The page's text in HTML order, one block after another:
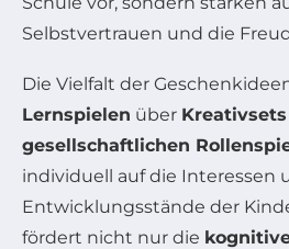
Selbstvertrauen und die
Die Vielfalt der
Lernspielen über Kreativsets
gesellschaftlichen
individuell auf die Interessen
Entwicklungsstände der
fördert nicht nur die